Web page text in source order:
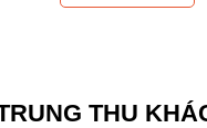
THU